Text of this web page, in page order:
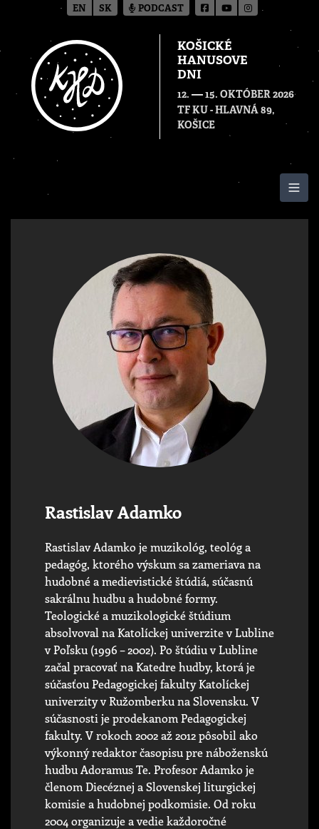
KOŠICKÉ
HANUSOVE
DNI
12. — 15. OKTÓBER 2026
TF KU - HLAVNÁ 89,
KOŠICE
Rastislav Adamko
Rastislav Adamko je muzikológ, teológ a
pedagóg, ktorého výskum sa zameriava na
hudobné a medievistické štúdiá, súčasnú
sakrálnu hudbu a hudobné formy.
Teologické a muzikologické štúdium
absolvoval na Katolíckej univerzite v Lubline
v Poľsku (1996 – 2002). Po štúdiu v Lubline
začal pracovať na Katedre hudby, ktorá je
súčasťou Pedagogickej fakulty Katolíckej
univerzity v Ružomberku na Slovensku. V
súčasnosti je prodekanom Pedagogickej
fakulty. V rokoch 2002 až 2012 pôsobil ako
výkonný redaktor časopisu pre náboženskú
hudbu Adoramus Te. Profesor Adamko je
členom Diecéznej a Slovenskej liturgickej
komisie a hudobnej podkomisie. Od roku
2004 organizuje a vedie každoročné
EN SK PODCAST